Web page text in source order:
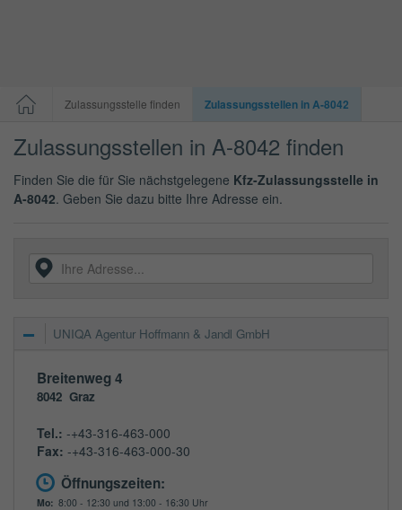
Zulassungsstelle finden Zulassungsstellen in A-8042
Zulassungsstellen in A-8042 finden
Finden Sie die für Sie nächstgelegene Kfz-Zulassungsstelle in
A-8042. Geben Sie dazu bitte Ihre Adresse ein.
UNIQA Agentur Hoffmann & Jandl GmbH
Breitenweg 4
8042 Graz
Tel.: -+43-316-463-000
Fax: -+43-316-463-000-30
Öffnungszeiten:
Mo: 8:00 - 12:30 und 13:00 - 16:30 Uhr